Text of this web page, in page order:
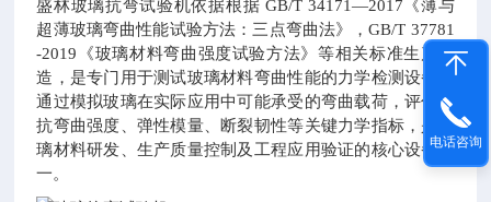
盛林玻璃抗弯试验机依据根据 GB/T 34171—2017《薄与
超薄玻璃弯曲性能试验方法：三点弯曲法》，GB/T 37781
-2019《玻璃材料弯曲强度试验方法》等相关标准生产制
造，是专门用于测试玻璃材料弯曲性能的力学检测设备，
通过模拟玻璃在实际应用中可能承受的弯曲载荷，评估其
抗弯曲强度、弹性模量、断裂韧性等关键力学指标，是玻
璃材料研发、生产质量控制及工程应用验证的核心设备之
一。
电话咨询